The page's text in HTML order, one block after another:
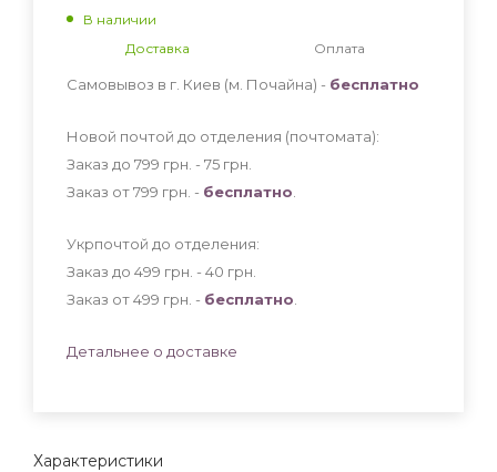
Характеристики
В наличии
Доставка
Оплата
Самовывоз в г. Киев (м. Почайна) - бесплатно
Новой почтой до отделения (почтомата):
Заказ до 799 грн. - 75 грн
Заказ от 799 грн. - бесплатно
Укрпочтой до отделения:
Заказ до 499 грн. - 40 грн
Заказ от 499 грн. - бесплатно
Детальнее о доставке